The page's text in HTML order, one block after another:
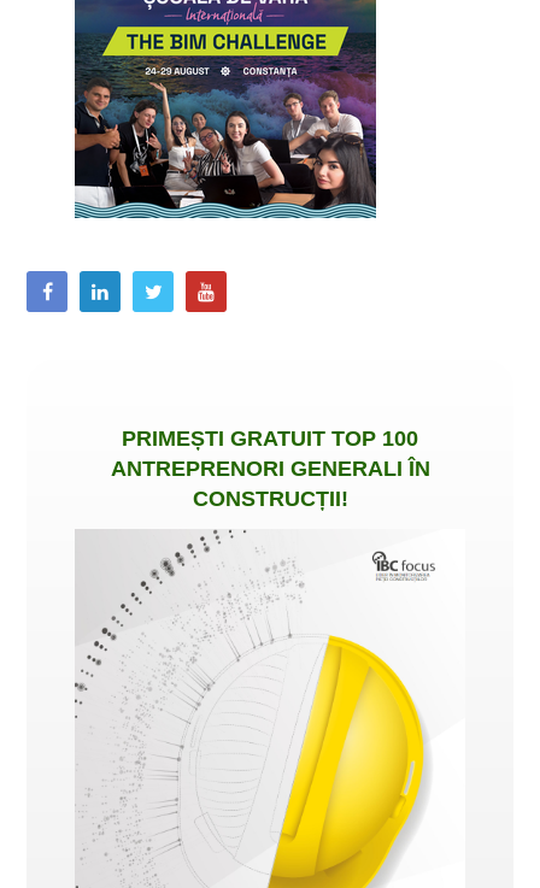
PRIMEȘTI GRATUIT TOP 100
ANTREPRENORI GENERALI ÎN
CONSTRUCȚII!